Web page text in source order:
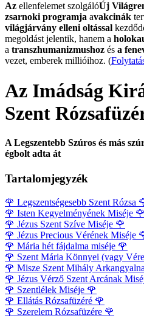
Az ellenfelemet szolgálóÚj
zsarnoki programja avakcinák
világjárvány elleni oltással
megoldást jelentik, hanem a
a transzhumanizmushoz és a
vezet, emberek millióihoz. (
Az Imádság
Szent
A Legszentebb Szúros és más
égbolt adta át
Tartalomjegyzék
🌹 Legszentségesebb Szent Rózsa
🌹 Isten Kegyelményének Miséje 🌹
🌹 Jézus Szent Szíve Miséje 🌹
🌹 Jézus Precious Vérének Miséje
🌹 Mária hét fájdalma miséje 🌹
🌹 Szent Mária Könnyei (vagy
🌹 Misze Szent Mihály
🌹 Jézus Vérző Szent Arcának
🌹 Szentlélek Miséje 🌹
🌹 Ellátás Rózsafüzéré 🌹
🌹 Szerelem Rózsafüzére 🌹